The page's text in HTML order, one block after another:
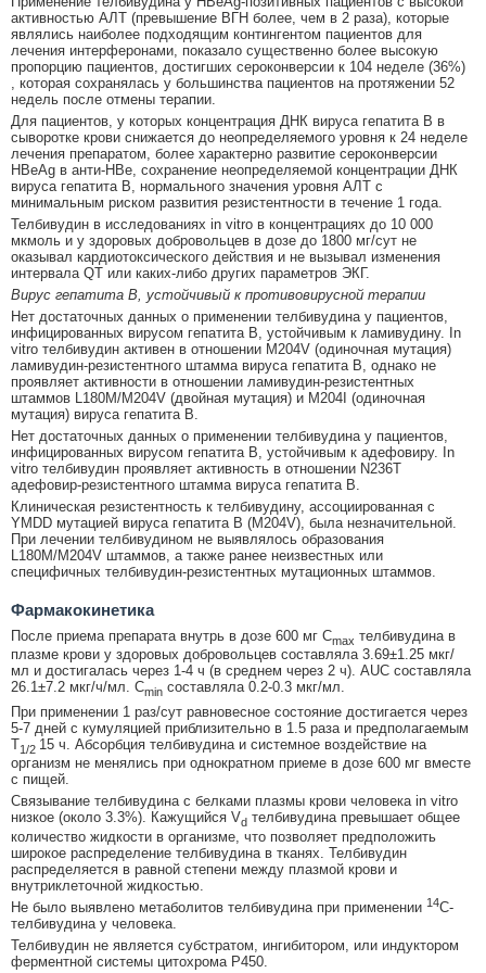
активностью АЛТ (превышение ВГН более, чем в 2 раза), которые
являлись наиболее подходящим контингентом пациентов для
лечения интерферонами, показало существенно более высокую
пропорцию пациентов, достигших сероконверсии к 104 неделе (36%)
, которая сохранялась у большинства пациентов на протяжении 52
недель после отмены терапии.
Для пациентов, у которых концентрация ДНК вируса гепатита В в
сыворотке крови снижается до неопределяемого уровня к 24 неделе
лечения препаратом, более характерно развитие сероконверсии
HBeAg в анти-HBe, сохранение неопределяемой концентрации ДНК
вируса гепатита В, нормального значения уровня АЛТ с
минимальным риском развития резистентности в течение 1 года.
Телбивудин в исследованиях in vitro в концентрациях до 10 000
мкмоль и у здоровых добровольцев в дозе до 1800 мг/сут не
оказывал кардиотоксического действия и не вызывал изменения
интервала QT или каких-либо других параметров ЭКГ.
Вирус гепатита В, устойчивый к противовирусной терапии
Нет достаточных данных о применении телбивудина у пациентов,
инфицированных вирусом гепатита В, устойчивым к ламивудину. In
vitro телбивудин активен в отношении M204V (одиночная мутация)
ламивудин-резистентного штамма вируса гепатита В, однако не
проявляет активности в отношении ламивудин-резистентных
штаммов L180M/M204V (двойная мутация) и M204I (одиночная
мутация) вируса гепатита В.
Нет достаточных данных о применении телбивудина у пациентов,
инфицированных вирусом гепатита В, устойчивым к адефовиру. In
vitro телбивудин проявляет активность в отношении N236T
адефовир-резистентного штамма вируса гепатита В.
Клиническая резистентность к телбивудину, ассоциированная с
YMDD мутацией вируса гепатита В (M204V), была незначительной.
При лечении телбивудином не выявлялось образования
L180M/M204V штаммов, а также ранее неизвестных или
специфичных телбивудин-резистентных мутационных штаммов.
Фармакокинетика
После приема препарата внутрь в дозе 600 мг Cmax телбивудина в
плазме крови у здоровых добровольцев составляла 3.69±1.25 мкг/
мл и достигалась через 1-4 ч (в среднем через 2 ч). AUC составляла
26.1±7.2 мкг/ч/мл. Сmin составляла 0.2-0.3 мкг/мл.
При применении 1 раз/сут равновесное состояние достигается через
5-7 дней с кумуляцией приблизительно в 1.5 раза и предполагаемым
T1/2 15 ч. Абсорбция телбивудина и системное воздействие на
организм не менялись при однократном приеме в дозе 600 мг вместе
с пищей.
Связывание телбивудина с белками плазмы крови человека in vitro
низкое (около 3.3%). Кажущийся Vd телбивудина превышает общее
количество жидкости в организме, что позволяет предположить
широкое распределение телбивудина в тканях. Телбивудин
распределяется в равной степени между плазмой крови и
внутриклеточной жидкостью.
Не было выявлено метаболитов телбивудина при применении 14C-
телбивудина у человека.
Телбивудин не является субстратом, ингибитором, или индуктором
ферментной системы цитохрома Р450.